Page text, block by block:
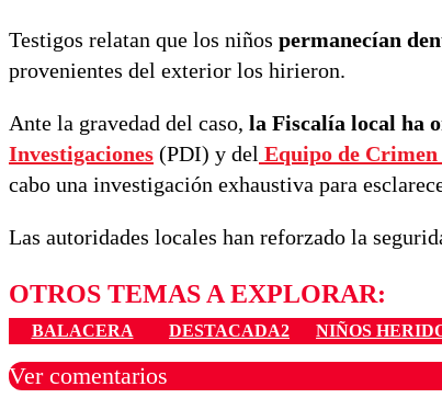
Testigos relatan que los niños permanecían
provenientes del exterior los hirieron.
Ante la gravedad del caso, la Fiscalía local ha
Investigaciones (PDI) y del Equipo de
cabo una investigación exhaustiva para
Las autoridades locales han reforzado la
OTROS TEMAS A EXPLORAR:
BALACERA DESTACADA2 NIÑOS
Ver comentarios